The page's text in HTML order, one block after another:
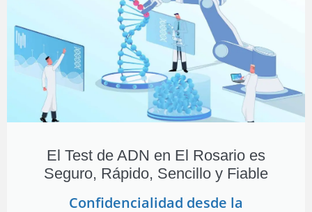
El Test de ADN en El Rosario es
Seguro, Rápido, Sencillo y Fiable
Confidencialidad desde la